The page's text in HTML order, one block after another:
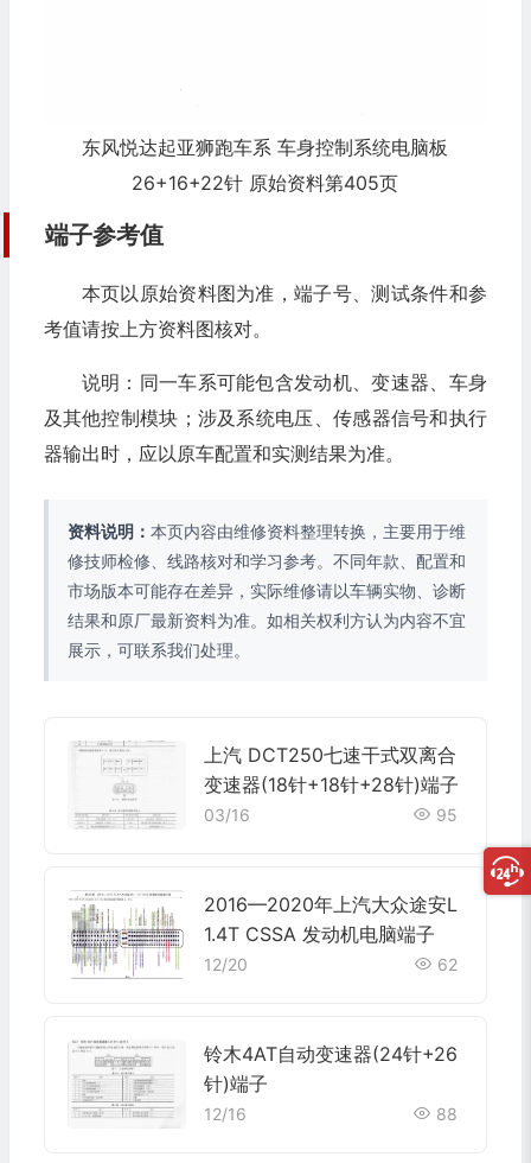
东风悦达起亚狮跑车系 车身控制系统电脑板
26+16+22针 原始资料第405页
端子参考值
本页以原始资料图为准，端子号、测试条件和参
考值请按上方资料图核对。
说明：同一车系可能包含发动机、变速器、车身
及其他控制模块；涉及系统电压、传感器信号和执行
器输出时，应以原车配置和实测结果为准。
资料说明： 本页内容由维修资料整理转换，主要用于维
修技师检修、线路核对和学习参考。不同年款、配置和
市场版本可能存在差异，实际维修请以车辆实物、诊断
结果和原厂最新资料为准。如相关权利方认为内容不宜
展示，可联系我们处理。
上汽 DCT250七速干式双离合
变速器(18针+18针+28针)端子
03/16 95
2016—2020年上汽大众途安L
1.4T CSSA 发动机电脑端子
12/20 62
铃木4AT自动变速器(24针+26
针)端子
12/16 88